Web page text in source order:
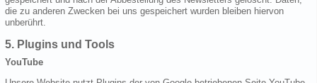
die zu anderen Zwecken bei uns gespeichert wurden bleiben hiervon
unberührt.
5. Plugins und Tools
YouTube